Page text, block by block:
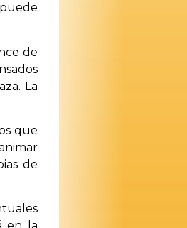
de
La
que
de